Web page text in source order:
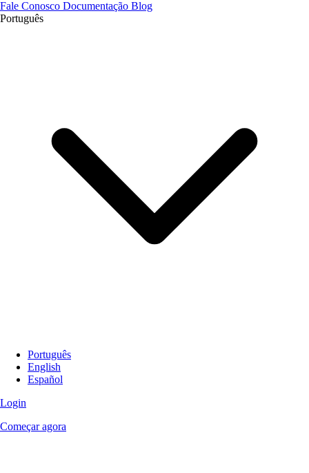
Fale Conosco Documentação Blog
Português
Português
English
Español
Login
Começar agora